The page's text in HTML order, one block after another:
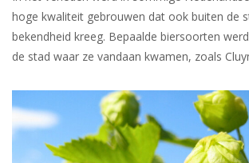
hoge kwaliteit gebrouwen dat ook buiten de
bekendheid kreeg. Bepaalde biersoorten
de stad waar ze vandaan kwamen, zoals